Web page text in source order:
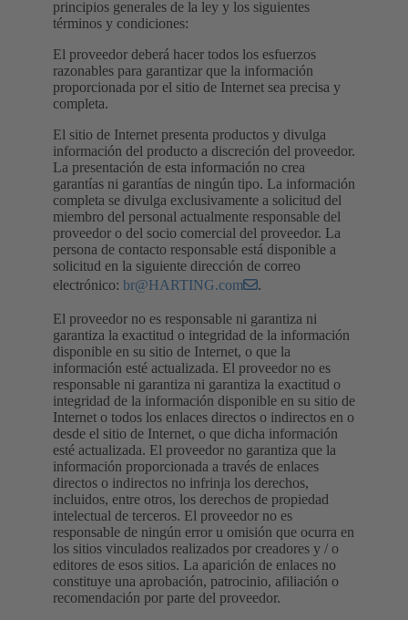
principios generales de la ley y los siguientes
términos y condiciones:
El proveedor deberá hacer todos los esfuerzos
razonables para garantizar que la información
proporcionada por el sitio de Internet sea precisa y
completa.
El sitio de Internet presenta productos y divulga
información del producto a discreción del proveedor.
La presentación de esta información no crea
garantías ni garantías de ningún tipo. La información
completa se divulga exclusivamente a solicitud del
miembro del personal actualmente responsable del
proveedor o del socio comercial del proveedor. La
persona de contacto responsable está disponible a
solicitud en la siguiente dirección de correo
electrónico: br@HARTING.com .
El proveedor no es responsable ni garantiza ni
garantiza la exactitud o integridad de la información
disponible en su sitio de Internet, o que la
información esté actualizada. El proveedor no es
responsable ni garantiza ni garantiza la exactitud o
integridad de la información disponible en su sitio de
Internet o todos los enlaces directos o indirectos en o
desde el sitio de Internet, o que dicha información
esté actualizada. El proveedor no garantiza que la
información proporcionada a través de enlaces
directos o indirectos no infrinja los derechos,
incluidos, entre otros, los derechos de propiedad
intelectual de terceros. El proveedor no es
responsable de ningún error u omisión que ocurra en
los sitios vinculados realizados por creadores y / o
editores de esos sitios. La aparición de enlaces no
constituye una aprobación, patrocinio, afiliación o
recomendación por parte del proveedor.